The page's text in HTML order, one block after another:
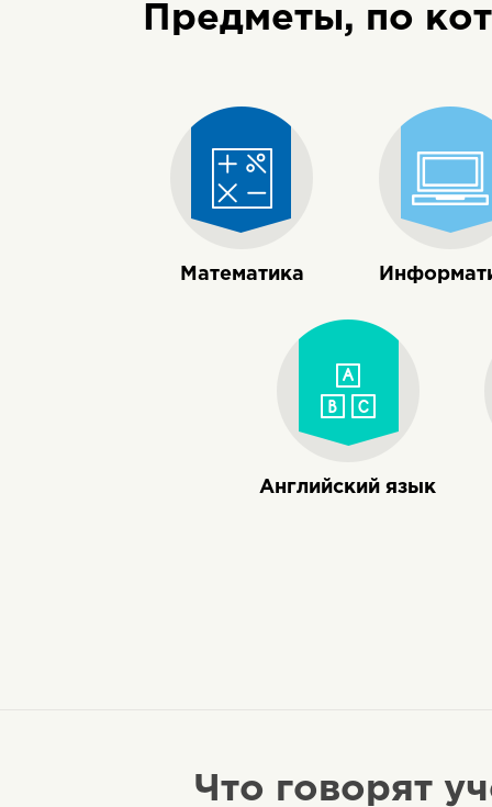
Предметы, по
Математика
Английский язык
Что говорят